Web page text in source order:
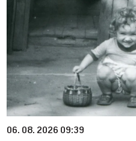
06. 08. 2026 09:39